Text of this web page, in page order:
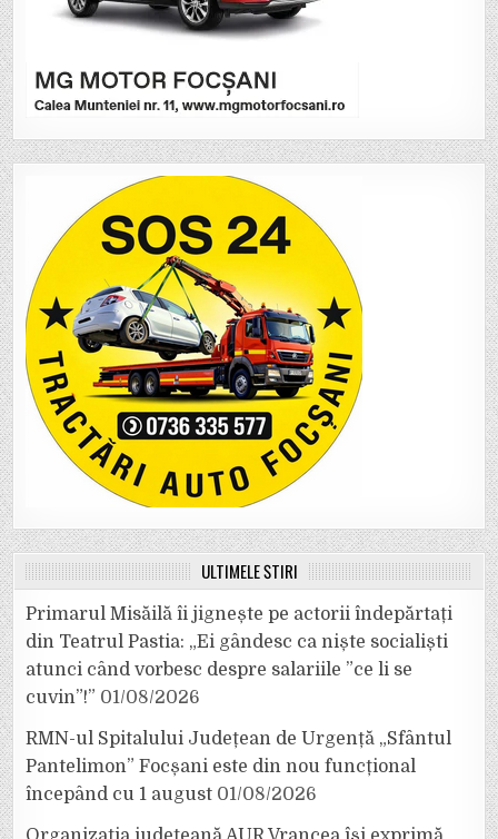
ULTIMELE ȘTIRI
Primarul Misăilă îi jignește pe actorii îndepărtați
din Teatrul Pastia: „Ei gândesc ca niște socialiști
atunci când vorbesc despre salariile ”ce li se
cuvin”!” 01/08/2026
RMN-ul Spitalului Județean de Urgență „Sfântul
Pantelimon” Focșani este din nou funcțional
începând cu 1 august 01/08/2026